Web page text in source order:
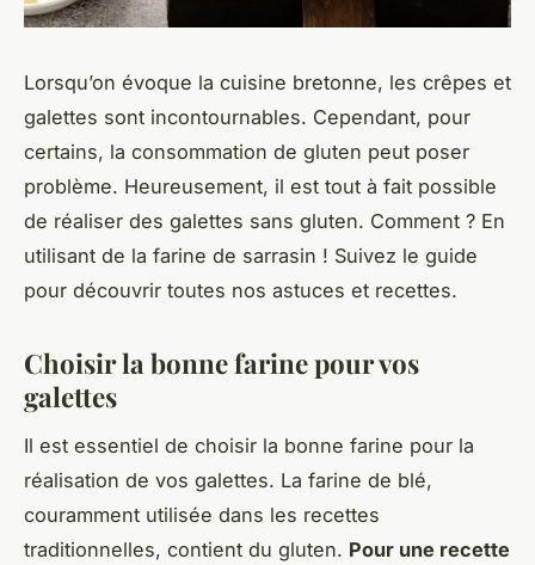
Lorsqu’on évoque la cuisine bretonne, les crêpes et
galettes sont incontournables. Cependant, pour
certains, la consommation de gluten peut poser
problème. Heureusement, il est tout à fait possible
de réaliser des galettes sans gluten. Comment ? En
utilisant de la farine de sarrasin ! Suivez le guide
pour découvrir toutes nos astuces et recettes.
Choisir la bonne farine pour vos
galettes
Il est essentiel de choisir la bonne farine pour la
réalisation de vos galettes. La farine de blé,
couramment utilisée dans les recettes
traditionnelles, contient du gluten. Pour une recette